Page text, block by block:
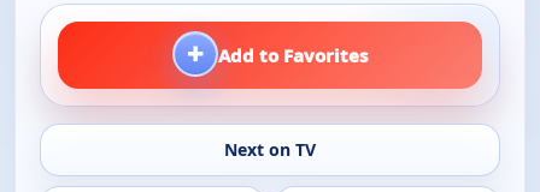
+ Add to Favorites
Next on TV